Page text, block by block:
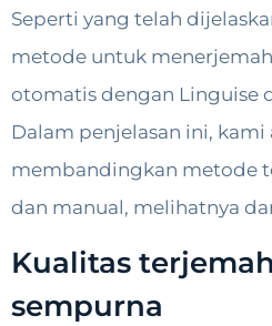
Seperti yang telah
metode untuk
otomatis dengan Linguise
Dalam penjelasan ini,
membandingkan metode
dan manual, melihatnya
Kualitas
sempurna